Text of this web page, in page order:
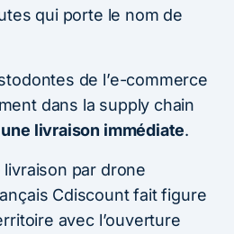
qui porte le nom de
de l’e-commerce
dans la supply chain
livraison immédiate.
par drone
Cdiscount fait figure
avec l’ouverture